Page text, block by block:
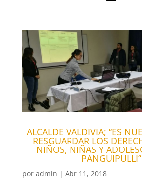
ALCALDE VALDIVIA; “ES
RESGUARDAR LOS
NIÑOS, NIÑAS Y
PANGUIPULLI”
por admin | Abr 11, 2018